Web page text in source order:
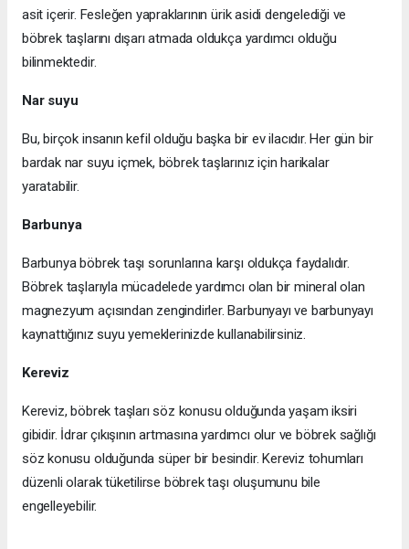
asit içerir. Fesleğen yapraklarının ürik asidi dengelediği ve
böbrek taşlarını dışarı atmada oldukça yardımcı olduğu
bilinmektedir.
Nar suyu
Bu, birçok insanın kefil olduğu başka bir ev ilacıdır. Her gün bir
bardak nar suyu içmek, böbrek taşlarınız için harikalar
yaratabilir.
Barbunya
Barbunya böbrek taşı sorunlarına karşı oldukça faydalıdır.
Böbrek taşlarıyla mücadelede yardımcı olan bir mineral olan
magnezyum açısından zengindirler. Barbunyayı ve barbunyayı
kaynattığınız suyu yemeklerinizde kullanabilirsiniz.
Kereviz
Kereviz, böbrek taşları söz konusu olduğunda yaşam iksiri
gibidir. İdrar çıkışının artmasına yardımcı olur ve böbrek sağlığı
söz konusu olduğunda süper bir besindir. Kereviz tohumları
düzenli olarak tüketilirse böbrek taşı oluşumunu bile
engelleyebilir.